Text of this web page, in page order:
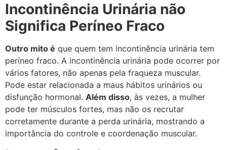
Incontinência Urinária não
Significa Períneo Fraco
Outro mito é que quem tem incontinência urinária tem
períneo fraco. A incontinência urinária pode ocorrer por
vários fatores, não apenas pela fraqueza muscular.
Pode estar relacionada a maus hábitos urinários ou
disfunção hormonal. Além disso, às vezes, a mulher
pode ter músculos fortes, mas não os recrutar
corretamente durante a perda urinária, mostrando a
importância do controle e coordenação muscular.